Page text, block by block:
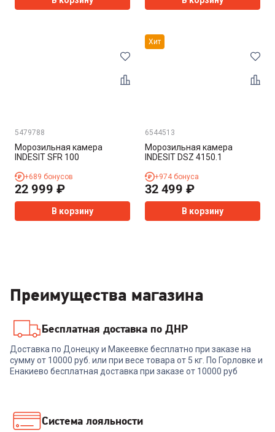
5479788
Морозильная камера
INDESIT SFR 100
+689 бонусов
22 999 ₽
В корзину
Хит
6544513
Морозильная камера
INDESIT DSZ 4150.1
+974 бонуса
32 499 ₽
В корзину
Преимущества магазина
Бесплатная доставка по ДНР
Доставка по Донецку и Макеевке бесплатно при заказе на
сумму от 10000 руб. или при весе товара от 5 кг. По Горловке и
Енакиево бесплатная доставка при заказе от 10000 руб
Система лояльности